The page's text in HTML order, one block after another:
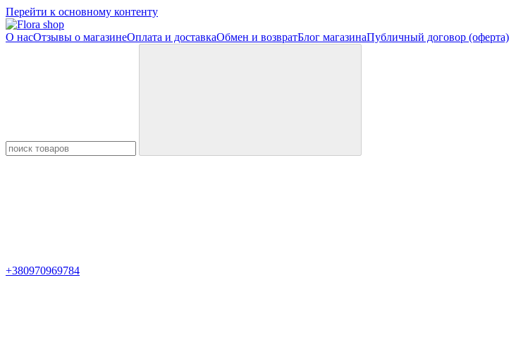
Перейти к основному контенту
О насОтзывы о магазинеОплата и доставкаОбмен и возвратБлог магазинаПубличный договор (оферта)
+380970969784